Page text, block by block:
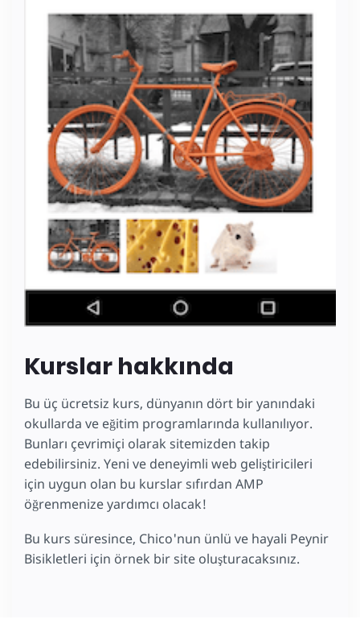
Kurslar hakkında
Bu üç ücretsiz kurs, dünyanın dört bir yanındaki
okullarda ve eğitim programlarında kullanılıyor.
Bunları çevrimiçi olarak sitemizden takip
edebilirsiniz. Yeni ve deneyimli web geliştiricileri
için uygun olan bu kurslar sıfırdan AMP
öğrenmenize yardımcı olacak!
Bu kurs süresince, Chico'nun ünlü ve hayali Peynir
Bisikletleri için örnek bir site oluşturacaksınız.